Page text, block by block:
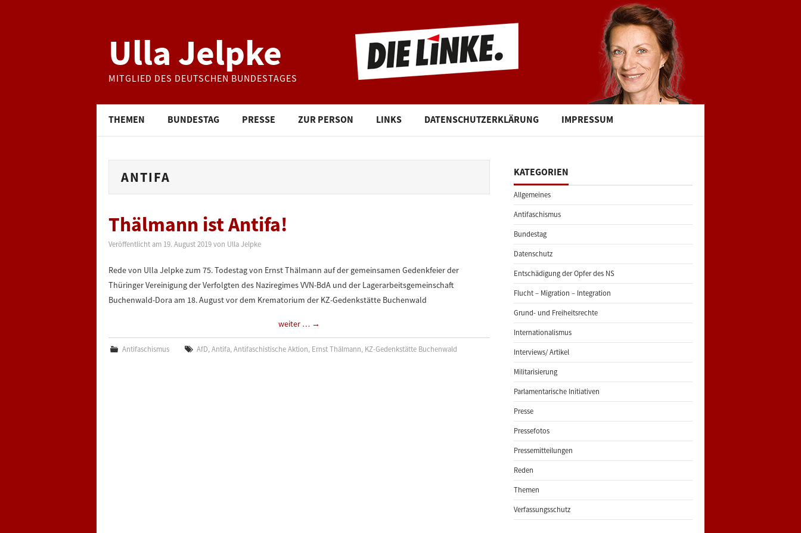
Ulla Jelpke
MITGLIED DES DEUTSCHEN BUNDESTAGES
THEMEN BUNDESTAG PRESSE ZUR PERSON LINKS DATENSCHUTZERKLÄRUNG IMPRESSUM
ANTIFA
Thälmann ist Antifa!
Veröffentlicht am 19. August 2019 von Ulla Jelpke
Rede von Ulla Jelpke zum 75. Todestag von Ernst Thälmann auf der gemeinsamen Gedenkfeier der
Thüringer Vereinigung der Verfolgten des Naziregimes VVN-BdA und der Lagerarbeitsgemeinschaft
Buchenwald-Dora am 18. August vor dem Krematorium der KZ-Gedenkstätte Buchenwald
weiter … →
Antifaschismus AfD,Antifa,Antifaschistische Aktion, Ernst Thälmann, KZ-Gedenkstätte Buchenwald
KATEGORIEN
Allgemeines
Antifaschismus
Bundestag
Datenschutz
Entschädigung der Opfer des NS
Flucht – Migration – Integration
Grund- und Freiheitsrechte
Internationalismus
Interviews/ Artikel
Militarisierung
Parlamentarische Initiativen
Presse
Pressefotos
Pressemitteilungen
Reden
Themen
Verfassungsschutz